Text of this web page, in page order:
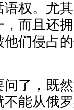
权。尤
而且还
们侵占
问了，既
能从俄